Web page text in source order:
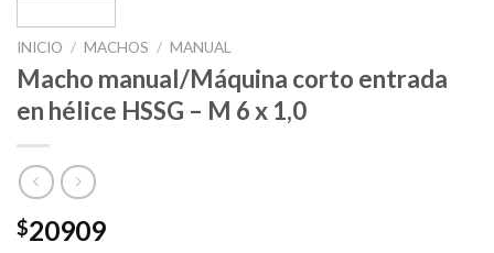
INICIO / MACHOS / MANUAL
Macho manual/Máquina corto entrada
en hélice HSSG – M 6 x 1,0
$20909